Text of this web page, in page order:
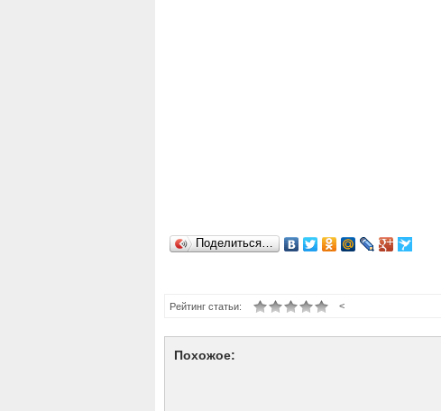
Поделиться…
<
Рейтинг статьи:
Похожое: